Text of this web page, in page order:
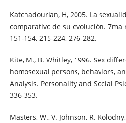
Katchadourian, H, 2005. La
comparativo de su evolución. 7ma
151-154, 215-224, 276-282.
Kite, M., B. Whitley, 1996. Sex
homosexual persons, behaviors,
Analysis. Personality and Social
336-353.
Masters, W., V. Johnson, R.